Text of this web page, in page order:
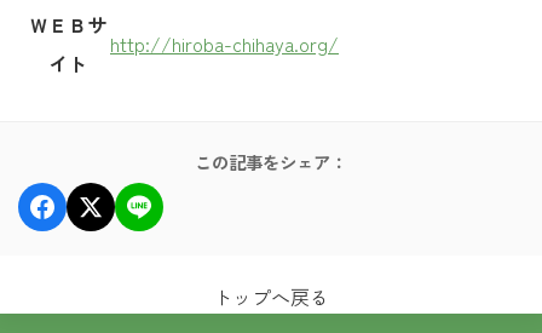
ＷＥＢサ
イト
http://hiroba-chihaya.org/
この記事をシェア：
トップへ戻る